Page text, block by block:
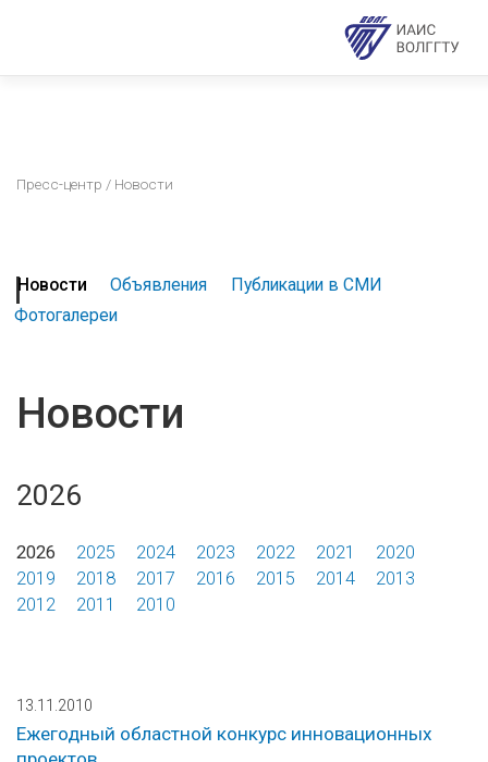
Пресс-центр / Новости
Новости Объявления
Публикации в СМИ
Фотогалереи
Новости
2026
2026 2025 2024 2023 2022 2021
2020
2019
2018 2017 2016 2015 2014
2013
2012
2011 2010
13.11.2010
Ежегодный областной конкурс инновационных